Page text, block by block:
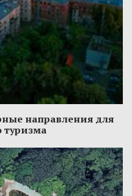
направления для
туризма